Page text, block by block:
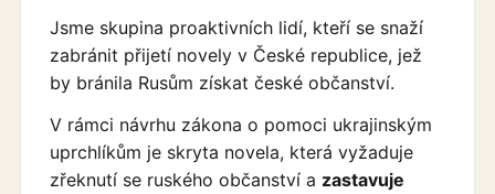
Jsme skupina proaktivních lidí, kteří se snaží
zabránit přijetí novely v České republice, jež
by bránila Rusům získat české občanství.
V rámci návrhu zákona o pomoci ukrajinským
uprchlíkům je skryta novela, která vyžaduje
zřeknutí se ruského občanství a zastavuje